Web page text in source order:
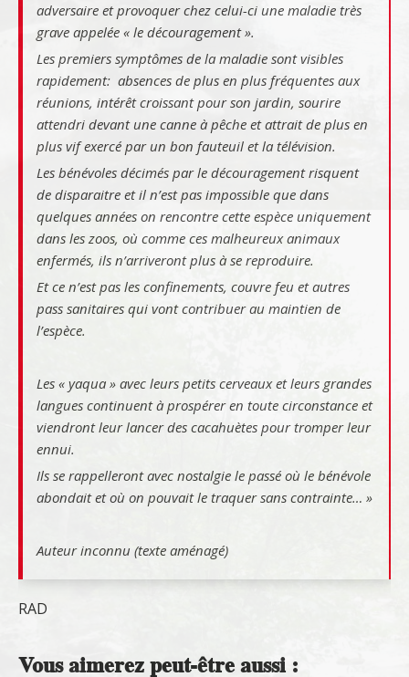
adversaire et provoquer chez celui-ci une maladie très
grave appelée « le découragement ».
Les premiers symptômes de la maladie sont visibles
rapidement: absences de plus en plus fréquentes aux
réunions, intérêt croissant pour son jardin, sourire
attendri devant une canne à pêche et attrait de plus en
plus vif exercé par un bon fauteuil et la télévision.
Les bénévoles décimés par le découragement risquent
de disparaitre et il n’est pas impossible que dans
quelques années on rencontre cette espèce uniquement
dans les zoos, où comme ces malheureux animaux
enfermés, ils n’arriveront plus à se reproduire.
Et ce n’est pas les confinements, couvre feu et autres
pass sanitaires qui vont contribuer au maintien de
l’espèce.
Les « yaqua » avec leurs petits cerveaux et leurs grandes
langues continuent à prospérer en toute circonstance et
viendront leur lancer des cacahuètes pour tromper leur
ennui.
Ils se rappelleront avec nostalgie le passé où le bénévole
abondait et où on pouvait le traquer sans contrainte… »
Auteur inconnu (texte aménagé)
RAD
Vous aimerez peut-être aussi :